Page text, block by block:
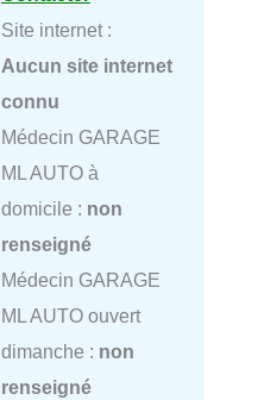
Site internet :
Aucun site internet
connu
Médecin GARAGE
ML AUTO à
domicile : non
renseigné
Médecin GARAGE
ML AUTO ouvert
dimanche : non
renseigné